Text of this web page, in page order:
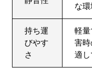
な環
持ち運
びやす
さ
軽量
害時
適し